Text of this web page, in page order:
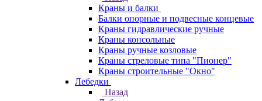
Краны и балки
Балки опорные и подвесные концевые
Краны гидравлические ручные
Краны консольные
Краны ручные козловые
Краны стреловые типа "Пионер"
Краны строительные "Окно"
Лебедки
Назад